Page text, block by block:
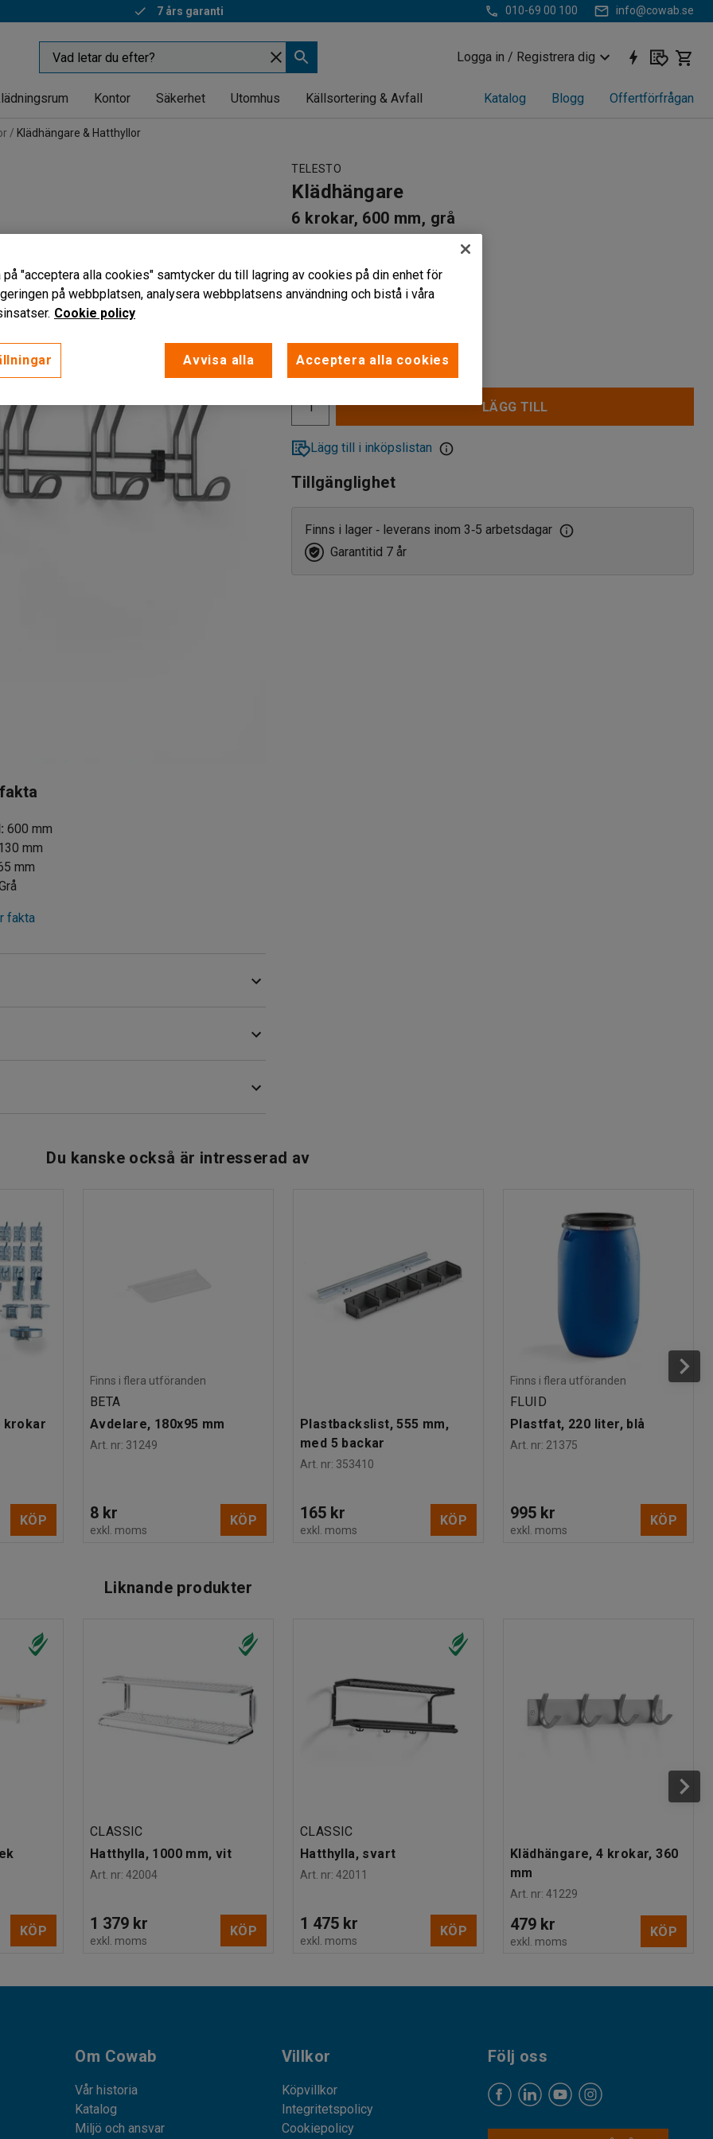
7 års garanti 010-69 00 100 info@cowab.se
Logga in / Registrera dig
Kontor Säkerhet Utomhus Källsortering & Avfall Katalog Blogg Offertförfrågan
Klädhängare & Hatthyllor
: 600 mm
mm
mm
fakta
TELESTO
Klädhängare
6 krokar, 600 mm, grå
Platsbesparande
Rymmer mycket
285 kr
exkl. moms
LÄGG TILL
Lägg till i inköpslistan
Tillgänglighet
Finns i lager‑ leverans inom 3‑5 arbetsdagar
Garantitid 7 år
Du kanske också är intresserad av
krokar
KÖP
Finns i flera utföranden
BETA
Avdelare, 180x95 mm
Art. nr: 31249
8 kr
exkl. moms
KÖP
Plastbackslist, 555 mm,
med 5 backar
Art. nr: 353410
165 kr
exkl. moms
KÖP
Finns i flera utföranden
FLUID
Plastfat, 220 liter, blå
Art. nr: 21375
995 kr
exkl. moms
KÖP
Liknande produkter
KÖP
CLASSIC
Hatthylla, 1000 mm, vit
Art. nr: 42004
1 379 kr
exkl. moms
KÖP
CLASSIC
Hatthylla, svart
Art. nr: 42011
1 475 kr
exkl. moms
KÖP
Klädhängare, 4 krokar, 360
mm
Art. nr: 41229
479 kr
exkl. moms
KÖP
Om Cowab
Vår historia
Katalog
Miljö och ansvar
Villkor
Köpvillkor
Integritetspolicy
Cookiepolicy
Följ oss
på "acceptera alla cookies" samtycker du till lagring av cookies på din enhet för
på webbplatsen, analysera webbplatsens användning och bistå i våra
Cookie policy
Avvisa alla Acceptera alla cookies